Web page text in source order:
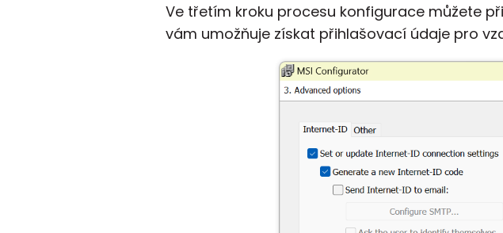
Ve třetím kroku procesu konfigurace můžete
vám umožňuje získat přihlašovací údaje pro